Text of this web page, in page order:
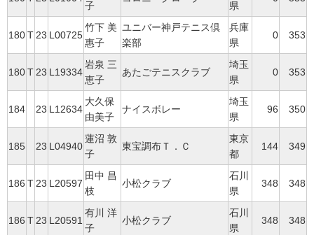
子
県
180T 23 L00725
竹下 美
惠子
ユニバー神戸テニス倶
楽部
兵庫
県
0 353
180T 23 L19334
岩泉 三
恵子
あたごテニスクラブ
埼玉
県
0 353
184 23 L12634
大久保
由美子
ナイスボレー
埼玉
県
96 350
185 23 L04940
蓮沼 敦
子
東宝調布Ｔ．Ｃ
東京
都
144 349
186 T 23 L20597
田中 昌
枝
小松クラブ
石川
県
348 348
186 T 23 L20591
有川 洋
子
小松クラブ
石川
県
348 348